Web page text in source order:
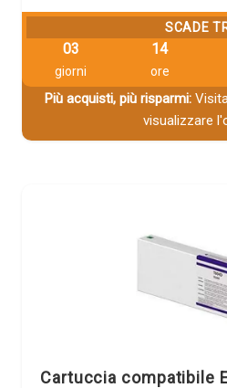
SCADE
03
giorni
14
ore
Più acquisti, più risparmi:
visualizzare
Cartuccia compatibile